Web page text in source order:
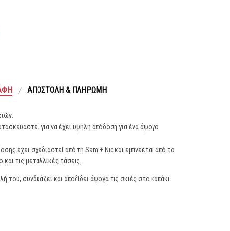
ΑΠΟΣΤΟΛΉ & ΠΛΗΡΩΜΉ
για να έχει υψηλή απόδοση για ένα άψογο
έχει σχεδιαστεί από τη Sam + Nic και εμπνέεται από το
τις μεταλλικές τάσεις.
του, συνδυάζει και αποδίδει άψογα τις σκιές στο καπάκι